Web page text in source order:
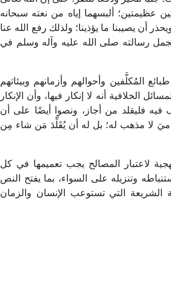
عظيمتين؛ ألبسهما إياه من نعته سبحانه
أن يصيبنا ما يؤذينا؛ ولذلك رفع الله عنا
رسالته صلى الله عليه وآله وسلم في
المُكلَّفين وأحوالهم وأزمانهم وبيئاتهم
الخلافية أنه لا إنكار فيها، وأن الإنكار
فليقلد من أجاز، ونصوا أيضًا على أن
لا مذهب له؛ بل له أن يُقَلِّدَ مَن شاء مِن
لاعتبار المصالح يجب تعميمها في كل
وتنزيله على السواء، بما يفتح النص
الشريعة التي تستوعب الإنسان والزمان